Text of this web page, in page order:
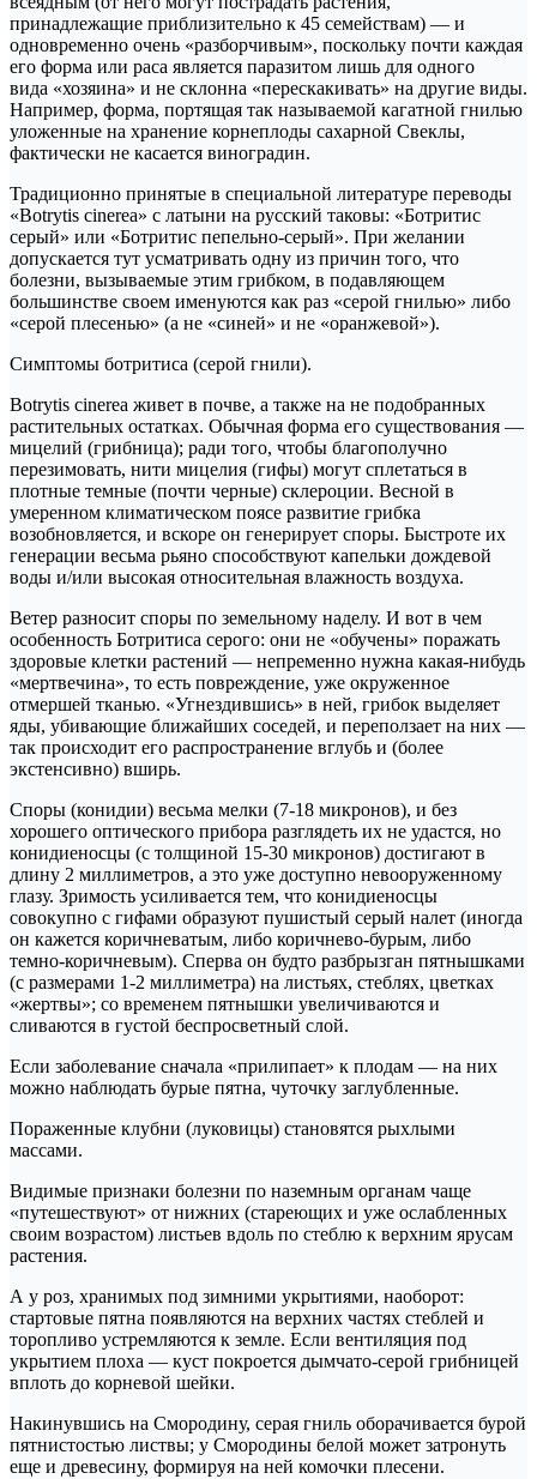
принадлежащие приблизительно к 45 семействам) — и
одновременно очень «разборчивым», поскольку почти каждая
его форма или раса является паразитом лишь для одного
вида «хозяина» и не склонна «перескакивать» на другие виды.
Например, форма, портящая так называемой кагатной гнилью
уложенные на хранение корнеплоды сахарной Свеклы,
фактически не касается виноградин.
Традиционно принятые в специальной литературе переводы
«Botrytis cinerea» с латыни на русский таковы: «Ботритис
серый» или «Ботритис пепельно-серый». При желании
допускается тут усматривать одну из причин того, что
болезни, вызываемые этим грибком, в подавляющем
большинстве своем именуются как раз «серой гнилью» либо
«серой плесенью» (а не «синей» и не «оранжевой»).
Симптомы ботритиса (серой гнили).
Botrytis cinerea живет в почве, а также на не подобранных
растительных остатках. Обычная форма его существования —
мицелий (грибница); ради того, чтобы благополучно
перезимовать, нити мицелия (гифы) могут сплетаться в
плотные темные (почти черные) склероции. Весной в
умеренном климатическом поясе развитие грибка
возобновляется, и вскоре он генерирует споры. Быстроте их
генерации весьма рьяно способствуют капельки дождевой
воды и/или высокая относительная влажность воздуха.
Ветер разносит споры по земельному наделу. И вот в чем
особенность Ботритиса серого: они не «обучены» поражать
здоровые клетки растений — непременно нужна какая-нибудь
«мертвечина», то есть повреждение, уже окруженное
отмершей тканью. «Угнездившись» в ней, грибок выделяет
яды, убивающие ближайших соседей, и переползает на них —
так происходит его распространение вглубь и (более
экстенсивно) вширь.
Споры (конидии) весьма мелки (7-18 микронов), и без
хорошего оптического прибора разглядеть их не удастся, но
конидиеносцы (с толщиной 15-30 микронов) достигают в
длину 2 миллиметров, а это уже доступно невооруженному
глазу. Зримость усиливается тем, что конидиеносцы
совокупно с гифами образуют пушистый серый налет (иногда
он кажется коричневатым, либо коричнево-бурым, либо
темно-коричневым). Сперва он будто разбрызган пятнышками
(с размерами 1-2 миллиметра) на листьях, стеблях, цветках
«жертвы»; со временем пятнышки увеличиваются и
сливаются в густой беспросветный слой.
Если заболевание сначала «прилипает» к плодам — на них
можно наблюдать бурые пятна, чуточку заглубленные.
Пораженные клубни (луковицы) становятся рыхлыми
массами.
Видимые признаки болезни по наземным органам чаще
«путешествуют» от нижних (стареющих и уже ослабленных
своим возрастом) листьев вдоль по стеблю к верхним ярусам
растения.
А у роз, хранимых под зимними укрытиями, наоборот:
стартовые пятна появляются на верхних частях стеблей и
торопливо устремляются к земле. Если вентиляция под
укрытием плоха — куст покроется дымчато-серой грибницей
вплоть до корневой шейки.
Накинувшись на Смородину, серая гниль оборачивается бурой
пятнистостью листвы; у Смородины белой может затронуть
еще и древесину, формируя на ней комочки плесени.